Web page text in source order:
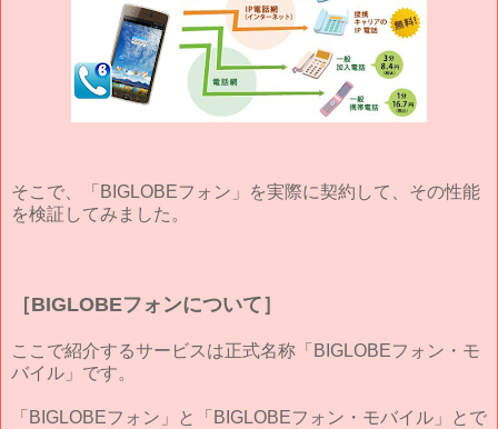
そこで、「BIGLOBEフォン」を実際に契約して、その性能
を検証してみました。
［BIGLOBEフォンについて］
ここで紹介するサービスは正式名称「BIGLOBEフォン・モ
バイル」です。
「BIGLOBEフォン」と「BIGLOBEフォン・モバイル」とで